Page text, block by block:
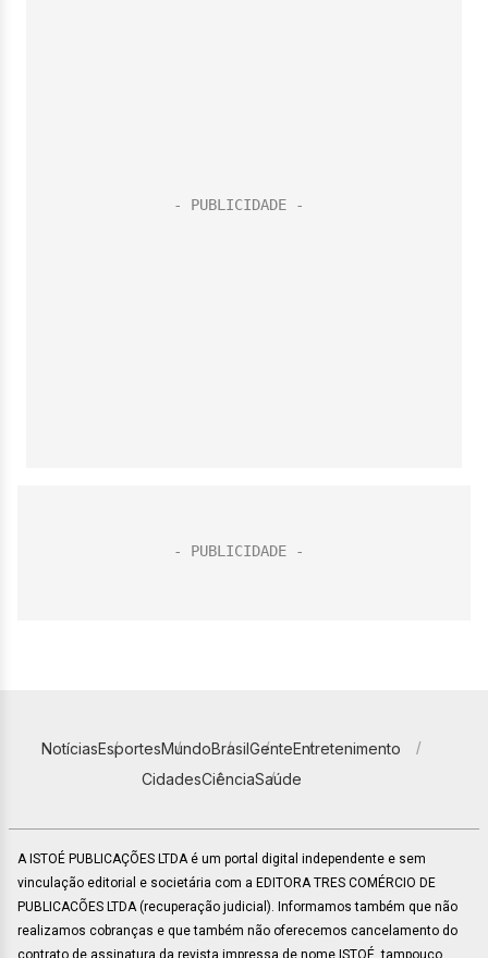
NotíciasEsportesMundoBrasilGenteEntretenimento
CidadesCiênciaSaúde
A ISTOÉ PUBLICAÇÕES LTDA é um portal digital independente e sem
vinculação editorial e societária com a EDITORA TRES COMÉRCIO DE
PUBLICACÕES LTDA (recuperação judicial). Informamos também que não
realizamos cobranças e que também não oferecemos cancelamento do
contrato de assinatura da revista impressa de nome ISTOÉ, tampouco